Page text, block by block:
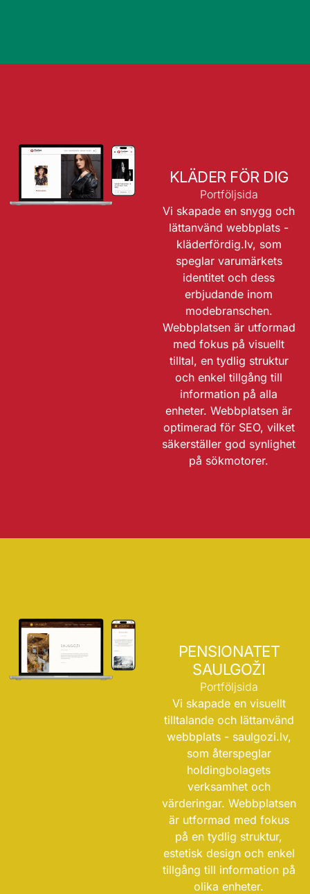
KLÄDER FÖR DIG
Portföljsida
Vi skapade en snygg och
lättanvänd webbplats -
kläderfördig.lv, som
speglar varumärkets
identitet och dess
erbjudande inom
modebranschen.
Webbplatsen är utformad
med fokus på visuellt
tilltal, en tydlig struktur
och enkel tillgång till
information på alla
enheter. Webbplatsen är
optimerad för SEO, vilket
säkerställer god synlighet
på sökmotorer.
PENSIONATET
SAULGOŽI
Portföljsida
Vi skapade en visuellt
tilltalande och lättanvänd
webbplats - saulgozi.lv,
som återspeglar
holdingbolagets
verksamhet och
värderingar. Webbplatsen
är utformad med fokus
på en tydlig struktur,
estetisk design och enkel
tillgång till information på
olika enheter.